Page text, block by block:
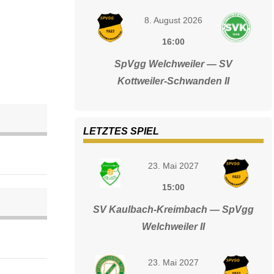
8. August 2026
16:00
SpVgg Welchweiler — SV
Kottweiler-Schwanden II
LETZTES SPIEL
23. Mai 2027
15:00
SV Kaulbach-Kreimbach — SpVgg
Welchweiler II
23. Mai 2027